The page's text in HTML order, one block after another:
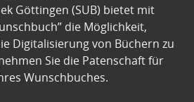
Göttingen (SUB) bietet mit
die Möglichkeit,
Digitalisierung von Büchern zu
Sie die Patenschaft für
Wunschbuches.